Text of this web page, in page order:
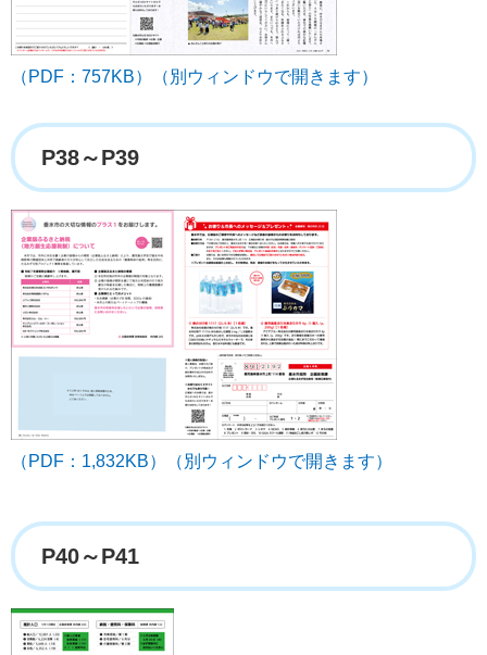
（PDF：757KB）（別ウィンドウで開きます）
P38～P39
（PDF：1,832KB）（別ウィンドウで開きます）
P40～P41